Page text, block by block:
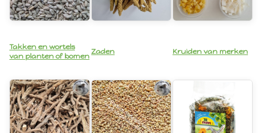
Takken en wortels
van planten of bomen
Zaden Kruiden van merken